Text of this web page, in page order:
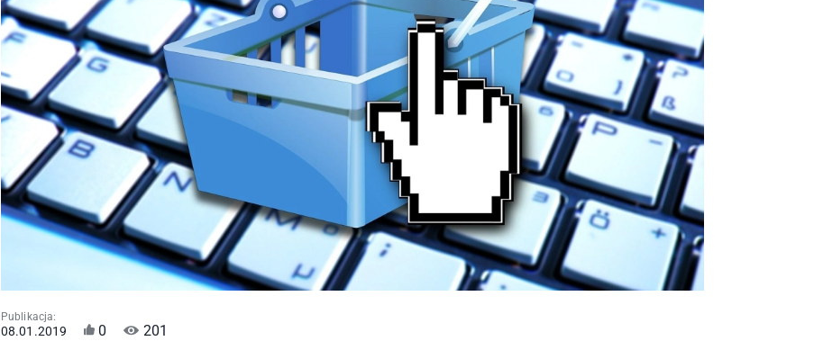
Publikacja:
08.01.2019 0 201